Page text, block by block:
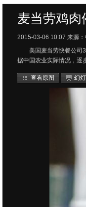
麦当劳鸡肉
2015-03-06 10:07 来源
美国麦当劳快餐公司
据中国农业实际情况，逐
查看原图 幻